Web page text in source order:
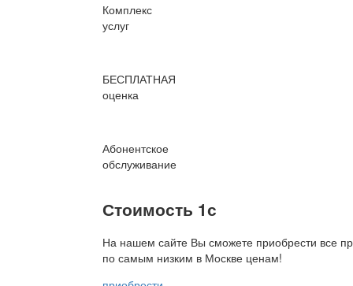
Комплекс
услуг
БЕСПЛАТНАЯ
оценка
Абонентское
обслуживание
Стоимость 1с
На нашем сайте Вы сможете приобрести все
по самым низким в Москве ценам!